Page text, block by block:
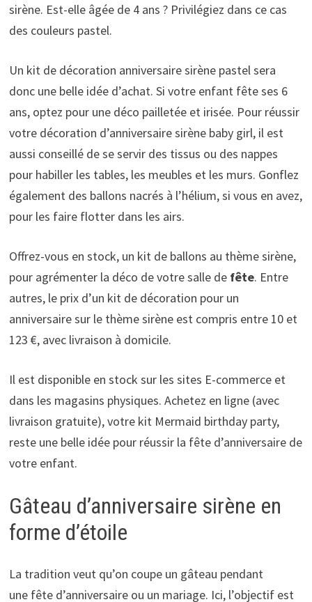
sirène. Est-elle âgée de 4 ans ? Privilégiez dans ce cas
des couleurs pastel.
Un kit de décoration anniversaire sirène pastel sera
donc une belle idée d’achat. Si votre enfant fête ses 6
ans, optez pour une déco pailletée et irisée. Pour réussir
votre décoration d’anniversaire sirène baby girl, il est
aussi conseillé de se servir des tissus ou des nappes
pour habiller les tables, les meubles et les murs. Gonflez
également des ballons nacrés à l’hélium, si vous en avez,
pour les faire flotter dans les airs.
Offrez-vous en stock, un kit de ballons au thème sirène,
pour agrémenter la déco de votre salle de fête. Entre
autres, le prix d’un kit de décoration pour un
anniversaire sur le thème sirène est compris entre 10 et
123 €, avec livraison à domicile.
Il est disponible en stock sur les sites E-commerce et
dans les magasins physiques. Achetez en ligne (avec
livraison gratuite), votre kit Mermaid birthday party,
reste une belle idée pour réussir la fête d’anniversaire de
votre enfant.
Gâteau d’anniversaire sirène en
forme d’étoile
La tradition veut qu’on coupe un gâteau pendant
une fête d’anniversaire ou un mariage. Ici, l’objectif est